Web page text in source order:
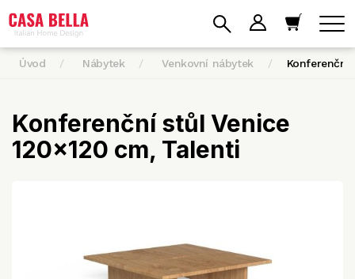
Úvod Nábytek Venkovní nábytek
Konferenční stůl Venice
120x120 cm, Talenti